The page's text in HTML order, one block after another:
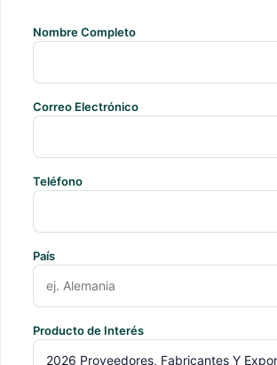
Nombre Completo
Correo Electrónico
Teléfono
País
Producto de Interés